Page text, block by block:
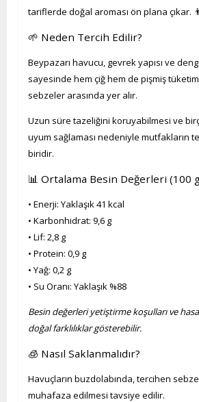
tariflerde doğal aroması ön plana çıkar.
🌱 Neden Tercih Edilir?
Beypazarı havucu, gevrek yapısı ve
sayesinde hem çiğ hem de pişmiş
sebzeler arasında yer alır.
Uzun süre tazeliğini koruyabilmesi ve
uyum sağlaması nedeniyle mutfakların
biridir.
📊 Ortalama Besin Değerleri (100
• Enerji: Yaklaşık 41 kcal
• Karbonhidrat: 9,6 g
• Lif: 2,8 g
• Protein: 0,9 g
• Yağ: 0,2 g
• Su Oranı: Yaklaşık %88
Besin değerleri yetiştirme koşulları ve
doğal farklılıklar gösterebilir.
🧊 Nasıl Saklanmalıdır?
Havuçların buzdolabında, tercihen
muhafaza edilmesi tavsiye edilir.